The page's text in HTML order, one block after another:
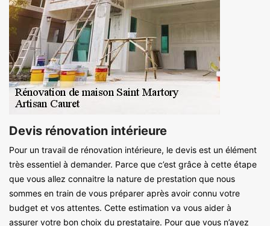
Devis rénovation intérieure
Pour un travail de rénovation intérieure, le devis est un élément
très essentiel à demander. Parce que c’est grâce à cette étape
que vous allez connaitre la nature de prestation que nous
sommes en train de vous préparer après avoir connu votre
budget et vos attentes. Cette estimation va vous aider à
assurer votre bon choix du prestataire. Pour que vous n’ayez